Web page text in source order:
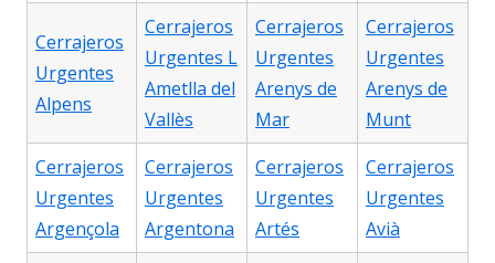
Cerrajeros
Urgentes
Alpens
Cerrajeros
Urgentes L
Ametlla del
Vallès
Cerrajeros
Urgentes
Arenys de
Mar
Cerrajeros
Urgentes
Arenys de
Munt
Cerrajeros
Urgentes
Argençola
Cerrajeros
Urgentes
Argentona
Cerrajeros
Urgentes
Artés
Cerrajeros
Urgentes
Avià